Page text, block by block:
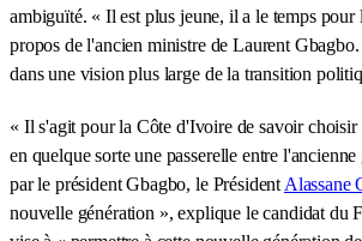
ambiguïté. « Il est plus jeune, il a le temps
propos de l'ancien ministre de Laurent
dans une vision plus large de la transition
« Il s'agit pour la Côte d'Ivoire de savoir
en quelque sorte une passerelle entre
par le président Gbagbo, le PrésidentAlassane
nouvelle génération », explique le candidat du